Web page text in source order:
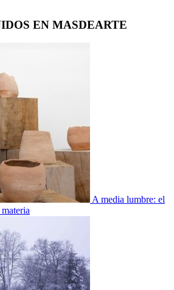
EN MASDEARTE
A media lumbre: el